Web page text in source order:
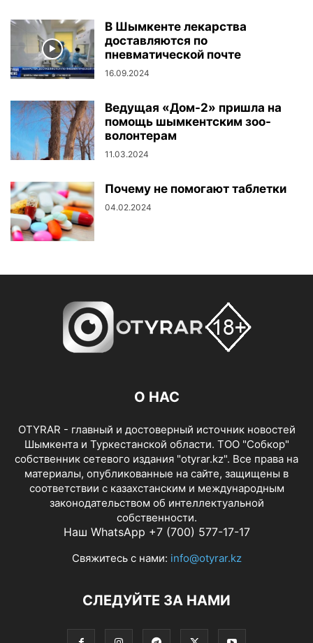
В Шымкенте лекарства
доставляются по
пневматической почте
16.09.2024
Ведущая «Дом-2» пришла на
помощь шымкентским зоо-
волонтерам
11.03.2024
Почему не помогают таблетки
04.02.2024
О НАС
OTYRAR - главный и достоверный источник новостей
Шымкента и Туркестанской области. ТОО "Собкор"
собственник сетевого издания "otyrar.kz". Все права на
материалы, опубликованные на сайте, защищены в
соответствии с казахстанским и международным
законодательством об интеллектуальной
собственности.
Наш WhatsApp +7 (700) 577-17-17
Свяжитесь с нами: info@otyrar.kz
СЛЕДУЙТЕ ЗА НАМИ